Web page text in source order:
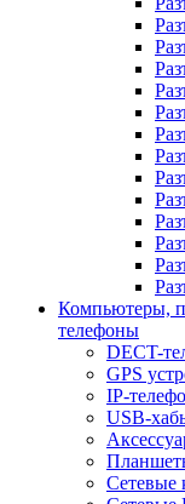
Компьютеры,
телефоны
DECT-
GPS
IP-
USB-
Сетевые